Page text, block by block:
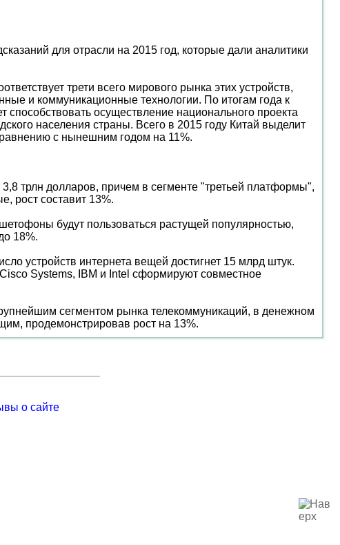
для отрасли на 2015 год, которые дали аналитики
трети всего мирового рынка этих устройств,
и коммуникационные технологии. По итогам года к
осуществление национального проекта
населения страны. Всего в 2015 году Китай выделит
с нынешним годом на 11%.
трлн долларов, причем в сегменте "третьей платформы",
рост составит 13%.
будут пользоваться растущей популярностью,
18%.
устройств интернета вещей достигнет 15 млрд штук.
Cisco Systems, IBM и Intel сформируют совместное
сегментом рынка телекоммуникаций, в денежном
продемонстрировав рост на 13%.
о сайте